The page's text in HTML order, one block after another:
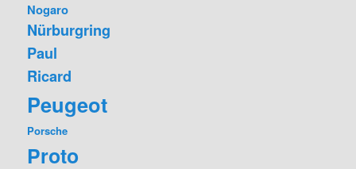
Nogaro
Nürburgring
Paul
Ricard
Peugeot
Porsche
Proto